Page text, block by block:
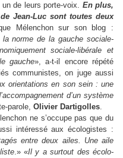
un de leurs porte-voix. En plus,
Jean-Luc sont toutes deux
Mélenchon sur son blog :
la norme de la gauche sociale-
sociale-libérale et
gauche», a-t-il encore répété
communistes, on juge aussi
orientations en son sein : une
d’un système
parole, Olivier Dartigolles.
ne s’occupe pas que du
intéressé aux écologistes :
entre deux ailes. Une aile
.» «Il y a surtout des écolo-